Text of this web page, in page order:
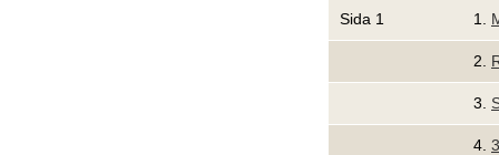
Sida 1 1.
2.
3.
4.